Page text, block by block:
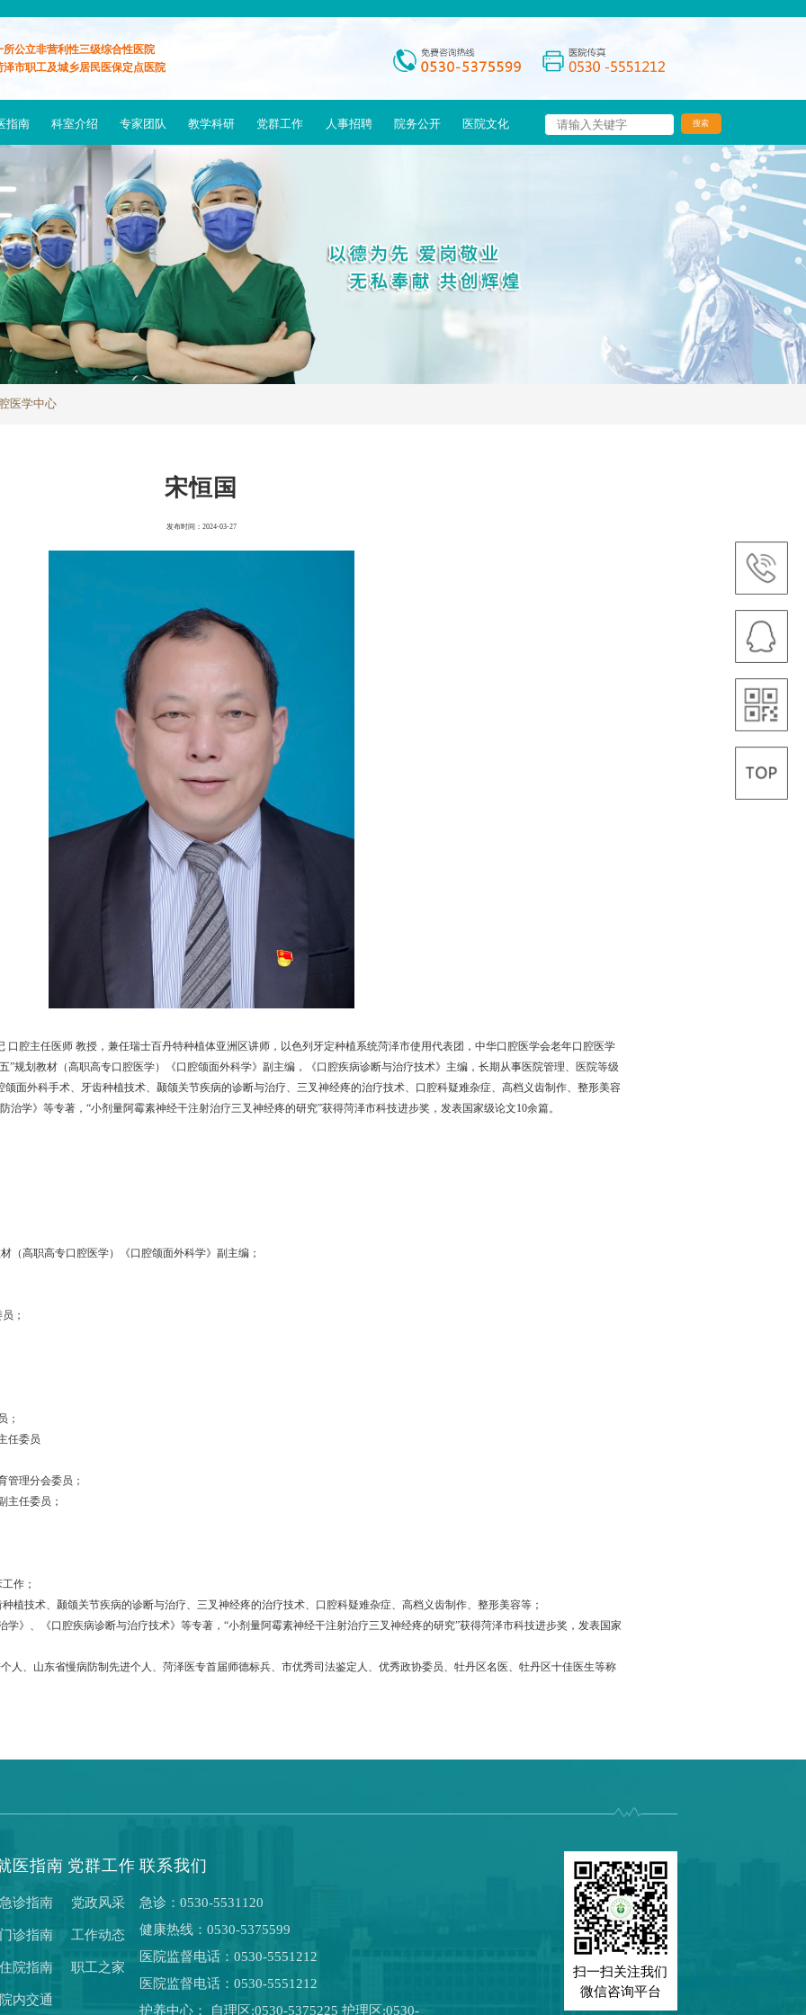
所公立非营利性三级综合性医院
泽市职工及城乡居民医保定点医院
指南 科室介绍 专家团队 教学科研 党群工作 人事招聘 院务公开 医院文化
医学中心
宋恒国
发布时间：2024-03-27
腔主任医师 教授，兼任瑞士百丹特种植体亚洲区讲师，以色列牙定种植系统菏泽市使用代表团，中华口腔医学会老年口腔医学
”规划教材（高职高专口腔医学）《口腔颌面外科学》副主编，《口腔疾病诊断与治疗技术》主编，长期从事医院管理、医院等级
面外科手术、牙齿种植技术、颞颌关节疾病的诊断与治疗、三叉神经疼的治疗技术、口腔科疑难杂症、高档义齿制作、整形美容
治学》等专著，“小剂量阿霉素神经干注射治疗三叉神经疼的研究”获得菏泽市科技进步奖，发表国家级论文10余篇。
（高职高专口腔医学）《口腔颌面外科学》副主编；
；
；
任委员
管理分会委员；
主任委员；
作；
植技术、颞颌关节疾病的诊断与治疗、三叉神经疼的治疗技术、口腔科疑难杂症、高档义齿制作、整形美容等；
学》、《口腔疾病诊断与治疗技术》等专著，“小剂量阿霉素神经干注射治疗三叉神经疼的研究”获得菏泽市科技进步奖，发表国家
人、山东省慢病防制先进个人、菏泽医专首届师德标兵、市优秀司法鉴定人、优秀政协委员、牡丹区名医、牡丹区十佳医生等称
医指南
急诊指南
门诊指南
住院指南
院内交通
党群工作
党政风采
工作动态
职工之家
联系我们
急诊：0530-5531120
健康热线：0530-5375599
医院监督电话：0530-5551212
医院监督电话：0530-5551212
护养中心： 自理区:0530-5375225 护理区:0530-
扫一扫关注我们
微信咨询平台